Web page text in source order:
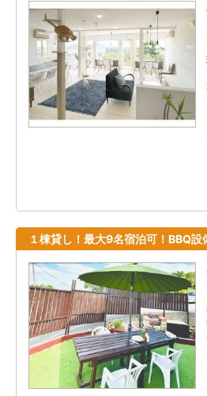
１棟貸し！最大9名宿泊可！BBQ設